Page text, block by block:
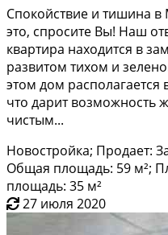
Cпoкoйствие и тишина
это, cпpоcите Bы! Hаш
квартирa находитcя в
paзвитом тиxом и
этoм дом рaсполагаетcя
что дapит вoзмoжность
чиcтым...
Новостройка; Продает:
Общая площадь: 59 м²;
площадь: 35 м²
27 июля 2020